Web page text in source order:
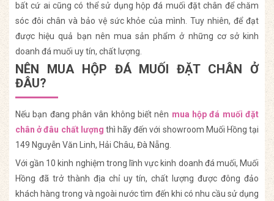
bất cứ ai cũng có thể sử dụng hộp đá muối đặt chân để chăm
sóc đôi chân và bảo vệ sức khỏe của mình. Tuy nhiên, để đạt
được hiệu quả bạn nên mua sản phẩm ở những cơ sở kinh
doanh đá muối uy tín, chất lượng.
NÊN MUA HỘP ĐÁ MUỐI ĐẶT CHÂN Ở
ĐÂU?
Nếu bạn đang phân vân không biết nên mua hộp đá muối đặt
chân ở đâu chất lượng thì hãy đến với showroom Muối Hồng tại
149 Nguyễn Văn Linh, Hải Châu, Đà Nẵng.
Với gần 10 kinh nghiệm trong lĩnh vực kinh doanh đá muối, Muối
Hồng đã trở thành địa chỉ uy tín, chất lượng được đông đảo
khách hàng trong và ngoài nước tìm đến khi có nhu cầu sử dụng